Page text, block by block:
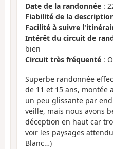
Date de la randonnée :
Fiabilité de la
Facilité à suivre
Intérêt du circuit de
bien
Circuit très fréquenté :
Superbe randonnée
de 11 et 15 ans, montée
un peu glissante par
veille, mais nous avons
déception en haut car
voir les paysages
Blanc…)